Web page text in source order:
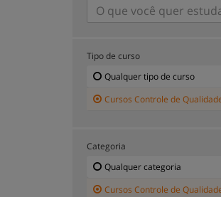
Tipo de curso
Qualquer tipo de curso
Cursos Controle de
Categoria
Qualquer categoria
Cursos Controle de